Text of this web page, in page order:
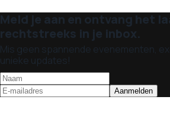
Meld je aan en ontvang het
rechtstreeks in je inbox.
Mis geen spannende evenementen,
unieke updates!